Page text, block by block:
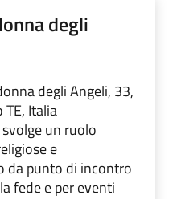
degli
degli Angeli, 33,
Italia
un ruolo
e
da punto di incontro
fede e per eventi